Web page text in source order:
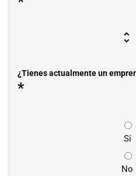
¿Tienes actualmente un
*
Sí
No